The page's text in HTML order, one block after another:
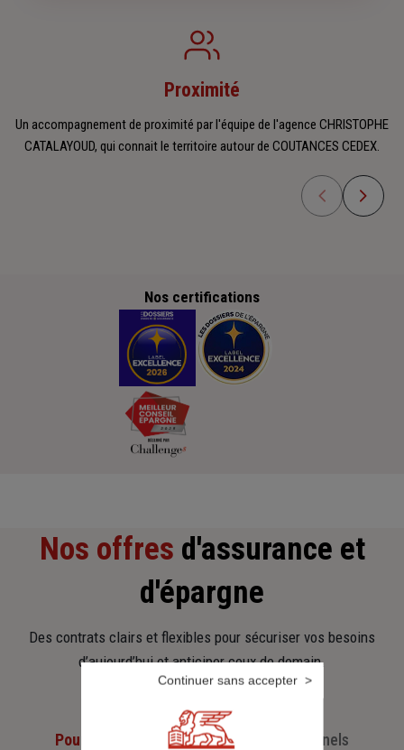
Proximité
Un accompagnement de proximité par l'équipe de l'agence CHRISTOPHE
CATALAYOUD, qui connait le territoire autour de COUTANCES CEDEX.
Nos certifications
Nos offres d'assurance et
d'épargne
Des contrats clairs et flexibles pour sécuriser vos besoins
d’aujourd’hui et anticiper ceux de demain.
Pour les particuliersPour les professionnels
Continuer sans accepter